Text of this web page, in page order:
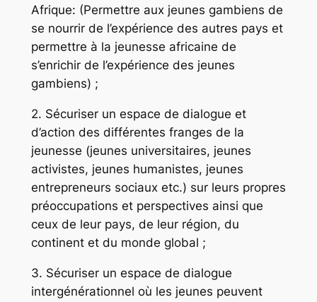
Afrique: (Permettre aux jeunes gambiens de
se nourrir de l’expérience des autres pays et
permettre à la jeunesse africaine de
s’enrichir de l’expérience des jeunes
gambiens) ;
2. Sécuriser un espace de dialogue et
d’action des différentes franges de la
jeunesse (jeunes universitaires, jeunes
activistes, jeunes humanistes, jeunes
entrepreneurs sociaux etc.) sur leurs propres
préoccupations et perspectives ainsi que
ceux de leur pays, de leur région, du
continent et du monde global ;
3. Sécuriser un espace de dialogue
intergénérationnel où les jeunes peuvent